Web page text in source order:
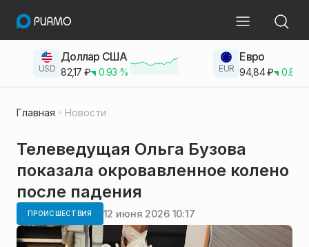
USD
Доллар США
82,17 ₽ 0.93 % EUR
Евро
94,84₽ 0.83
Главная Новости
Телеведущая Ольга Бузова
показала окровавленное колено
после падения
ПРОИСШЕСТВИЯ 12 июня 2026 10:17